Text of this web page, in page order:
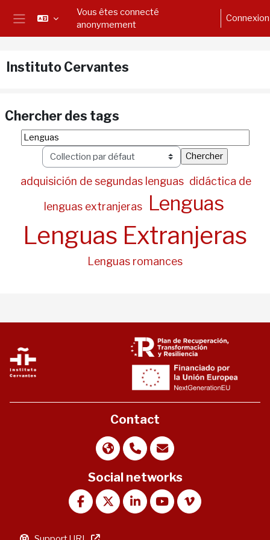
Panneau latéral
Vous êtes connecté
anonymement
Connexion
Instituto Cervantes
Chercher des tags
Chercher des tags
adquisición de segundas lenguas didáctica de
lenguas extranjeras
Lenguas
Lenguas Extranjeras
Lenguas romances
Contact
Social networks